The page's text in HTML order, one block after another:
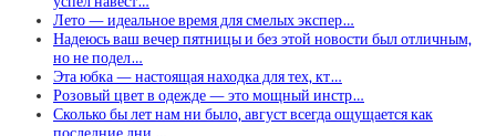
Лето — идеальное время для смелых экспер…
Надеюсь ваш вечер пятницы и без этой новости был отличным,
но не подел…
Эта юбка — настоящая находка для тех, кт…
Розовый цвет в одежде — это мощный инстр…
Сколько бы лет нам ни было, август всегда ощущается как